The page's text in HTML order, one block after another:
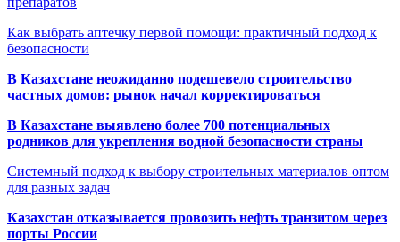
Как выбрать аптечку первой помощи: практичный подход к
безопасности
В Казахстане неожиданно подешевело строительство
частных домов: рынок начал корректироваться
В Казахстане выявлено более 700 потенциальных
родников для укрепления водной безопасности страны
Системный подход к выбору строительных материалов оптом
для разных задач
Казахстан отказывается провозить нефть транзитом через
порты России